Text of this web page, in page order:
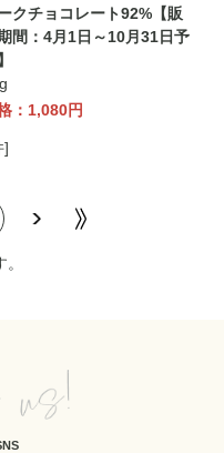
クチョコレート92%【販
間：4月1日～10月31日予
：1,080円
]